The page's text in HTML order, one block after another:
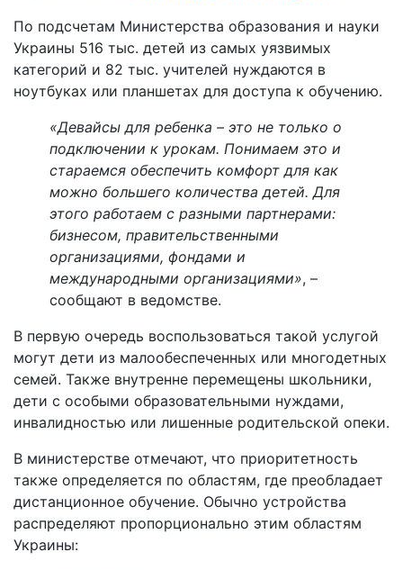
По подсчетам Министерства образования и науки
Украины 516 тыс. детей из самых уязвимых
категорий и 82 тыс. учителей нуждаются в
ноутбуках или планшетах для доступа к обучению.
«Девайсы для ребенка – это не только о
подключении к урокам. Понимаем это и
стараемся обеспечить комфорт для как
можно большего количества детей. Для
этого работаем с разными партнерами:
бизнесом, правительственными
организациями, фондами и
международными организациями», –
сообщают в ведомстве.
В первую очередь воспользоваться такой услугой
могут дети из малообеспеченных или многодетных
семей. Также внутренне перемещены школьники,
дети с особыми образовательными нуждами,
инвалидностью или лишенные родительской опеки.
В министерстве отмечают, что приоритетность
также определяется по областям, где преобладает
дистанционное обучение. Обычно устройства
распределяют пропорционально этим областям
Украины: